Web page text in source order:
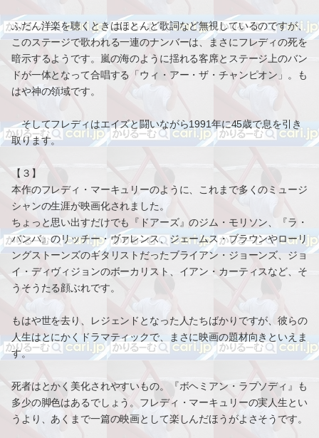
ふだん洋楽を聴くときはほとんど歌詞など無視しているのですが、
このステージで歌われる一連のナンバーは、まさにフレディの死を
暗示するようです。嵐の海のように揺れる客席とステージ上のバン
ドが一体となって合唱する「ウィ・アー・ザ・チャンピオン」。も
はや神の領域です。
そしてフレディはエイズと闘いながら1991年に45歳で息を引き
取ります。
【３】
本作のフレディ・マーキュリーのように、これまで多くのミュージ
シャンの生涯が映画化されました。
ちょっと思い出すだけでも『ドアーズ』のジム・モリソン、『ラ・
バンバ』のリッチー・ヴァレンス、ジェームス・ブラウンやローリ
ングストーンズのギタリストだったブライアン・ジョーンズ、ジョ
イ・ディヴィジョンのボーカリスト、イアン・カーティスなど、そ
うそうたる顔ぶれです。
もはや世を去り、レジェンドとなった人たちばかりですが、彼らの
人生はとにかくドラマティックで、まさに映画の題材向きといえま
す。
死者はとかく美化されやすいもの。『ボヘミアン・ラプソディ』も
多少の脚色はあるでしょう。フレディ・マーキュリーの実人生とい
うより、あくまで一篇の映画として楽しんだほうがよさそうです。